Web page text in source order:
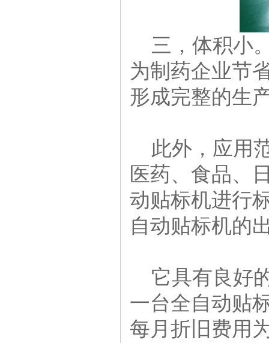
三，体积小
为制药企业节
形成完整的生
此外，应用
医药、食品、
动贴标机进行
自动贴标机的
它具有良好
一台全自动贴
每月折旧费用